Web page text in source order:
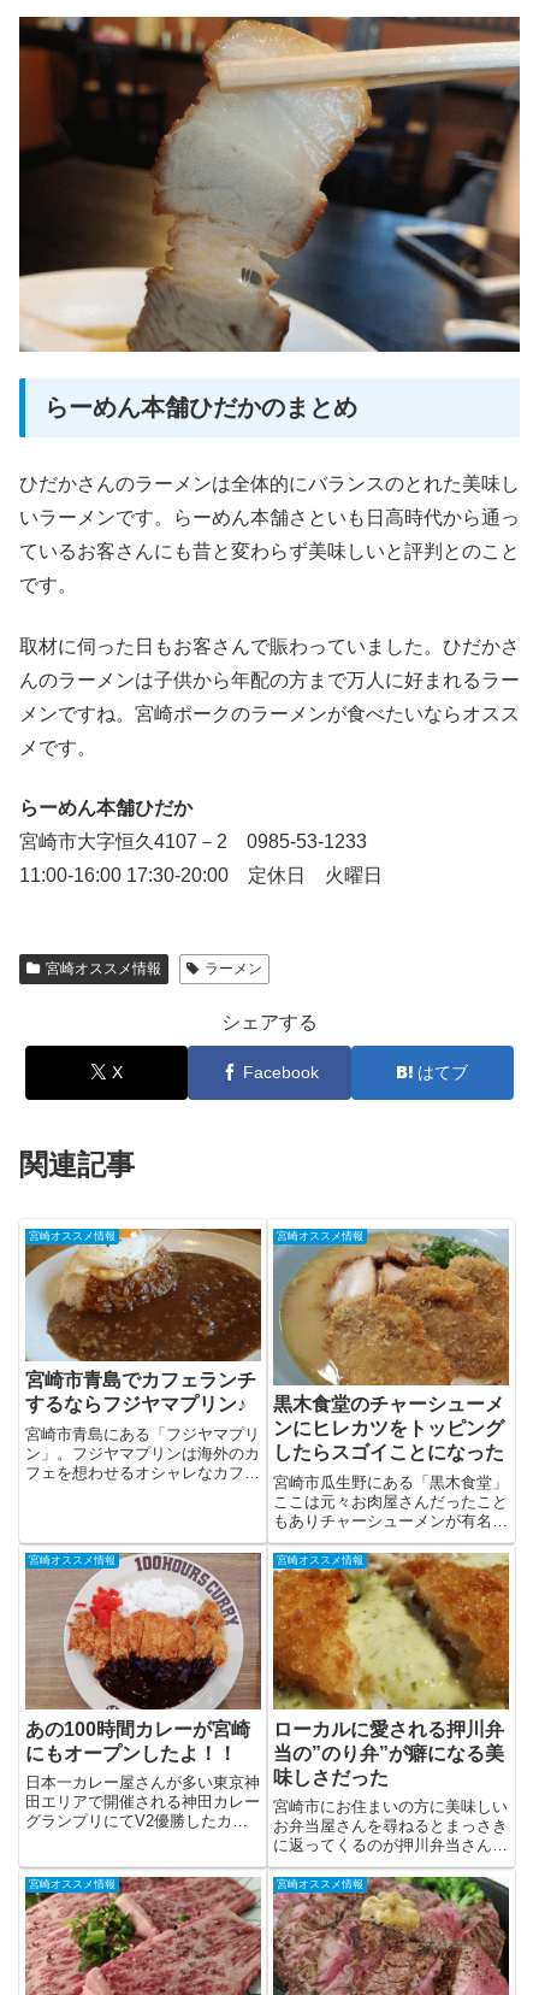
らーめん本舗ひだかのまとめ
ひだかさんのラーメンは全体的にバランスのとれた美味し
いラーメンです。らーめん本舗さといも日高時代から通っ
ているお客さんにも昔と変わらず美味しいと評判とのこと
です。
取材に伺った日もお客さんで賑わっていました。ひだかさ
んのラーメンは子供から年配の方まで万人に好まれるラー
メンですね。宮崎ポークのラーメンが食べたいならオスス
メです。
らーめん本舗ひだか
宮崎市大字恒久4107－2 0985-53-1233
11:00-16:00 17:30-20:00 定休日 火曜日
宮崎オススメ情報 ラーメン
シェアする
X Facebook はてブ
関連記事
宮崎オススメ情報
宮崎市青島でカフェランチ
するならフジヤマプリン♪
宮崎市青島にある「フジヤマプリ
ン」。フジヤマプリンは海外のカ
フェを想わせるオシャレなカフェ
ンに行ってみればいいさぁ～♪プ
リンはもちろんカレーも美味し
い...
宮崎オススメ情報
黒木食堂のチャーシューメ
ンにヒレカツをトッピング
したらスゴイことになった
宮崎市瓜生野にある「黒木食堂」
ここは元々お肉屋さんだったこと
もありチャーシューメンが有名で
すが、ヒレカツラーメンなる攻め
たラーメンも人気なんです。今回
は黒木食堂のヒレカツラーメンを
紹介します。『ヒレカツラーメン
みたいなＢ級グルメなんかには
興...
宮崎オススメ情報
あの100時間カレーが宮崎
にもオープンしたよ！！
日本一カレー屋さんが多い東京神
田エリアで開催される神田カレー
グランプリにてV2優勝したカレ
した。100時間カレーってネーミ
ングがインパクト大ですよね！！
カレーマニアの編集部員によ...
宮崎オススメ情報
ローカルに愛される押川弁
当の”のり弁”が癖になる美
味しさだった
宮崎市にお住まいの方に美味しい
お弁当屋さんを尋ねるとまっさき
に返ってくるのが押川弁当さん。
特にチキン南蛮弁当やのり弁が美
味しいと評判です。今回紹介する
押川弁当ののり弁はここでしか食
べられないオンリーワンなのり弁
です。押川弁当＠淀川押川弁当
宮...
宮崎オススメ情報 宮崎オススメ情報